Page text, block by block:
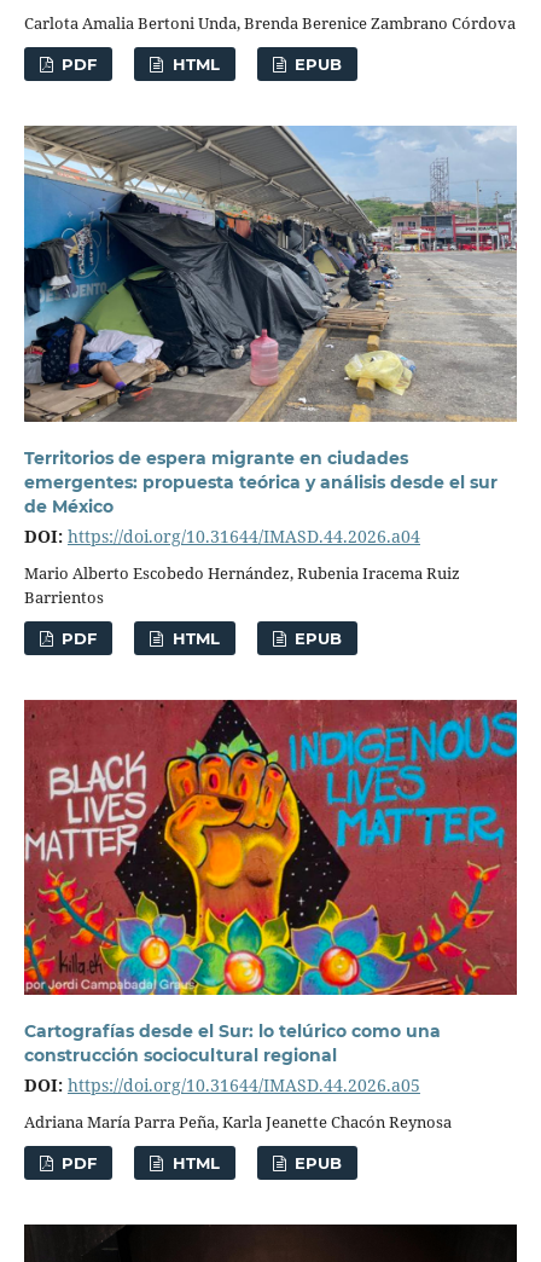
Carlota Amalia Bertoni Unda, Brenda Berenice Zambrano Córdova
PDF HTML EPUB
Territorios de espera migrante en ciudades
emergentes: propuesta teórica y análisis desde el sur
de México
DOI: https://doi.org/10.31644/IMASD.44.2026.a04
Mario Alberto Escobedo Hernández, Rubenia Iracema Ruiz
Barrientos
PDF HTML EPUB
Cartografías desde el Sur: lo telúrico como una
construcción sociocultural regional
DOI: https://doi.org/10.31644/IMASD.44.2026.a05
Adriana María Parra Peña, Karla Jeanette Chacón Reynosa
PDF HTML EPUB